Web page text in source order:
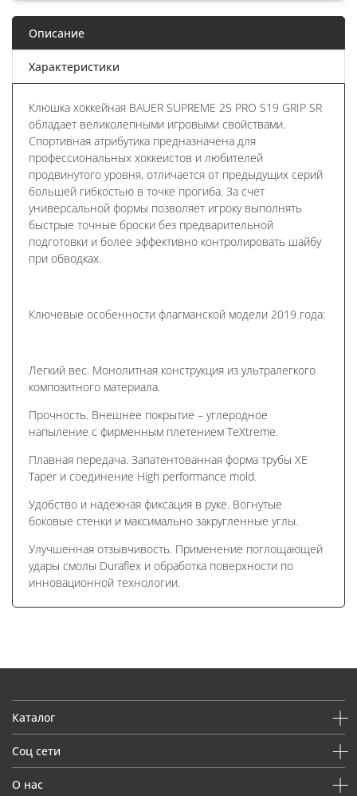
Описание
Характеристики
Клюшка хоккейная BAUER SUPREME 2S PRO S19 GRIP SR
обладает великолепными игровыми свойствами.
Спортивная атрибутика предназначена для
профессиональных хоккеистов и любителей
продвинутого уровня, отличается от предыдущих серий
большей гибкостью в точке прогиба. За счет
универсальной формы позволяет игроку выполнять
быстрые точные броски без предварительной
подготовки и более эффективно контролировать шайбу
при обводках.
Ключевые особенности флагманской модели 2019 года:
Легкий вес. Монолитная конструкция из ультралегкого
композитного материала.
Прочность. Внешнее покрытие – углеродное
напыление с фирменным плетением TeXtreme.
Плавная передача. Запатентованная форма трубы XE
Taper и соединение High performance mold.
Удобство и надежная фиксация в руке. Вогнутые
боковые стенки и максимально закругленные углы.
Улучшенная отзывчивость. Применение поглощающей
удары смолы Duraflex и обработка поверхности по
инновационной технологии.
Каталог
Соц сети
О нас